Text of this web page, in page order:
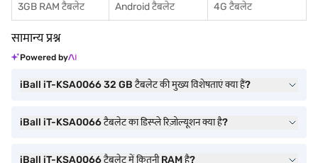
3GB RAM टैबलेट
Android टैबलेट 4G टैबलेट
सामान्य प्रश्न
Powered by
iBall iT-KSA0066 32 GB टैबलेट की मुख्य विशेषताएं क्या हैं?
iBall iT-KSA0066 टैबलेट का डिस्प्ले रिज़ोल्यूशन क्या है?
iBall iT-KSA0066 टैबलेट में कितनी RAM है?